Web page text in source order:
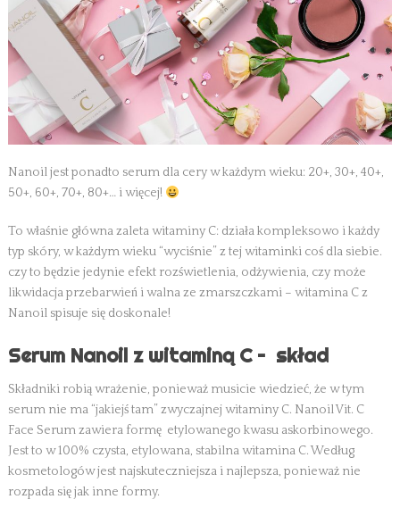
Nanoil jest ponadto serum dla cery w każdym wieku: 20+, 30+, 40+,
50+, 60+, 70+, 80+… i więcej!
To właśnie główna zaleta witaminy C: działa kompleksowo i każdy
typ skóry, w każdym wieku “wyciśnie” z tej witaminki coś dla siebie.
czy to będzie jedynie efekt rozświetlenia, odżywienia, czy może
likwidacja przebarwień i walna ze zmarszczkami – witamina C z
Nanoil spisuje się doskonale!
Serum Nanoil z witaminą C – skład
Składniki robią wrażenie, ponieważ musicie wiedzieć, że w tym
serum nie ma “jakiejś tam” zwyczajnej witaminy C. Nanoil Vit. C
Face Serum zawiera formę etylowanego kwasu askorbinowego.
Jest to w 100% czysta, etylowana, stabilna witamina C. Według
kosmetologów jest najskuteczniejsza i najlepsza, ponieważ nie
rozpada się jak inne formy.